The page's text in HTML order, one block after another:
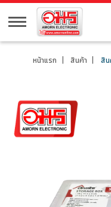
หน้าแรก สินค้า สิน